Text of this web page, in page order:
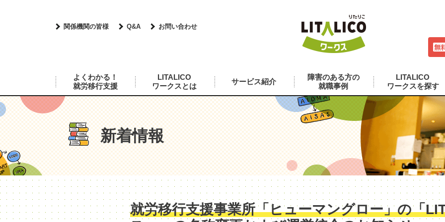
関係機関の皆様 Q&A お問い合わせ
よくわかる！
就労移行支援
LITALICO
ワークスとは
サービス紹介
障害のある方の
就職事例
LITALICO
ワークスを探す
新着情報
就労移行支援事業所「ヒューマングロー」の「